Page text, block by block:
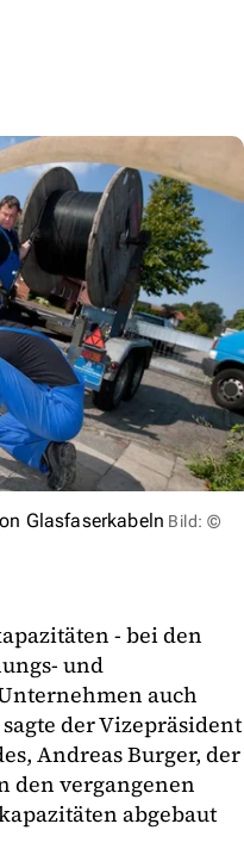
Glasfaserkabeln Bild: ©
- bei den
und
auch
der Vizepräsident
Andreas Burger, der
den vergangenen
abgebaut